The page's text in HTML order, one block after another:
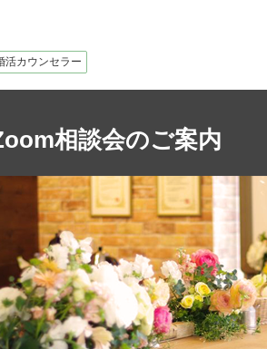
活カウンセラー
相談会のご案内